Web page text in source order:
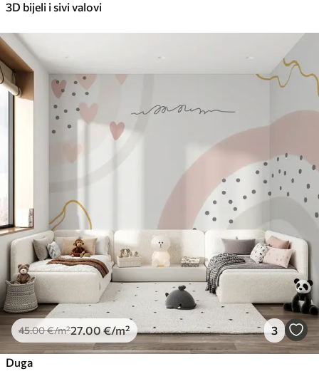
3D bijeli i sivi valovi
45.00€/m²27.00 €/m² 3
Duga